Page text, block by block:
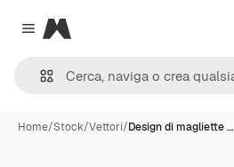
Close menu
Magnific
Home/Stock/Vettori/Design di magliette …